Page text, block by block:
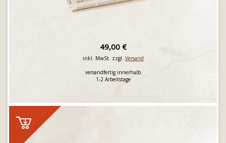
49,00 €
inkl. MwSt. zzgl. Versand
versandfertig innerhalb
1-2 Arbeitstage